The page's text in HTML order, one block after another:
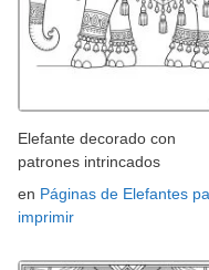
Elefante decorado con
patrones intrincados
en Páginas de Elefantes
imprimir